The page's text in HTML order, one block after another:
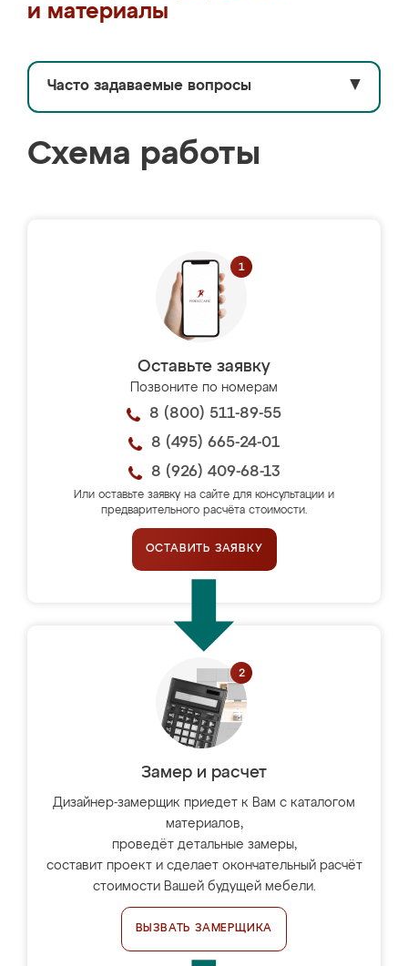
и материалы
Часто задаваемые вопросы ▼
Схема работы
Оставьте заявку
Позвоните по номерам
8 (800) 511-89-55
8 (495) 665-24-01
8 (926) 409-68-13
Или оставьте заявку на сайте для консультации и
предварительного расчёта стоимости.
ОСТАВИТЬ ЗАЯВКУ
Замер и расчет
Дизайнер-замерщик приедет к Вам с каталогом
материалов,
проведёт детальные замеры,
составит проект и сделает окончательный расчёт
стоимости Вашей будущей мебели.
ВЫЗВАТЬ ЗАМЕРЩИКА